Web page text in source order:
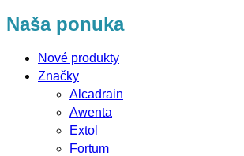
Naša ponuka
Nové produkty
Značky
Alcadrain
Awenta
Extol
Fortum